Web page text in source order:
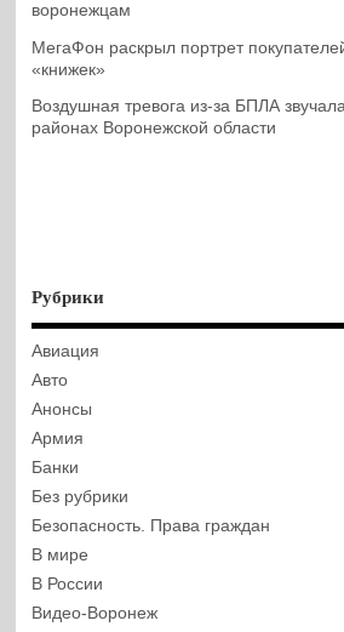
воронежцам
МегаФон раскрыл портрет
«книжек»
Воздушная тревога из-за БПЛА
районах Воронежской области
Рубрики
Авиация
Авто
Анонсы
Армия
Банки
Без рубрики
Безопасность. Права граждан
В мире
В России
Видео-Воронеж